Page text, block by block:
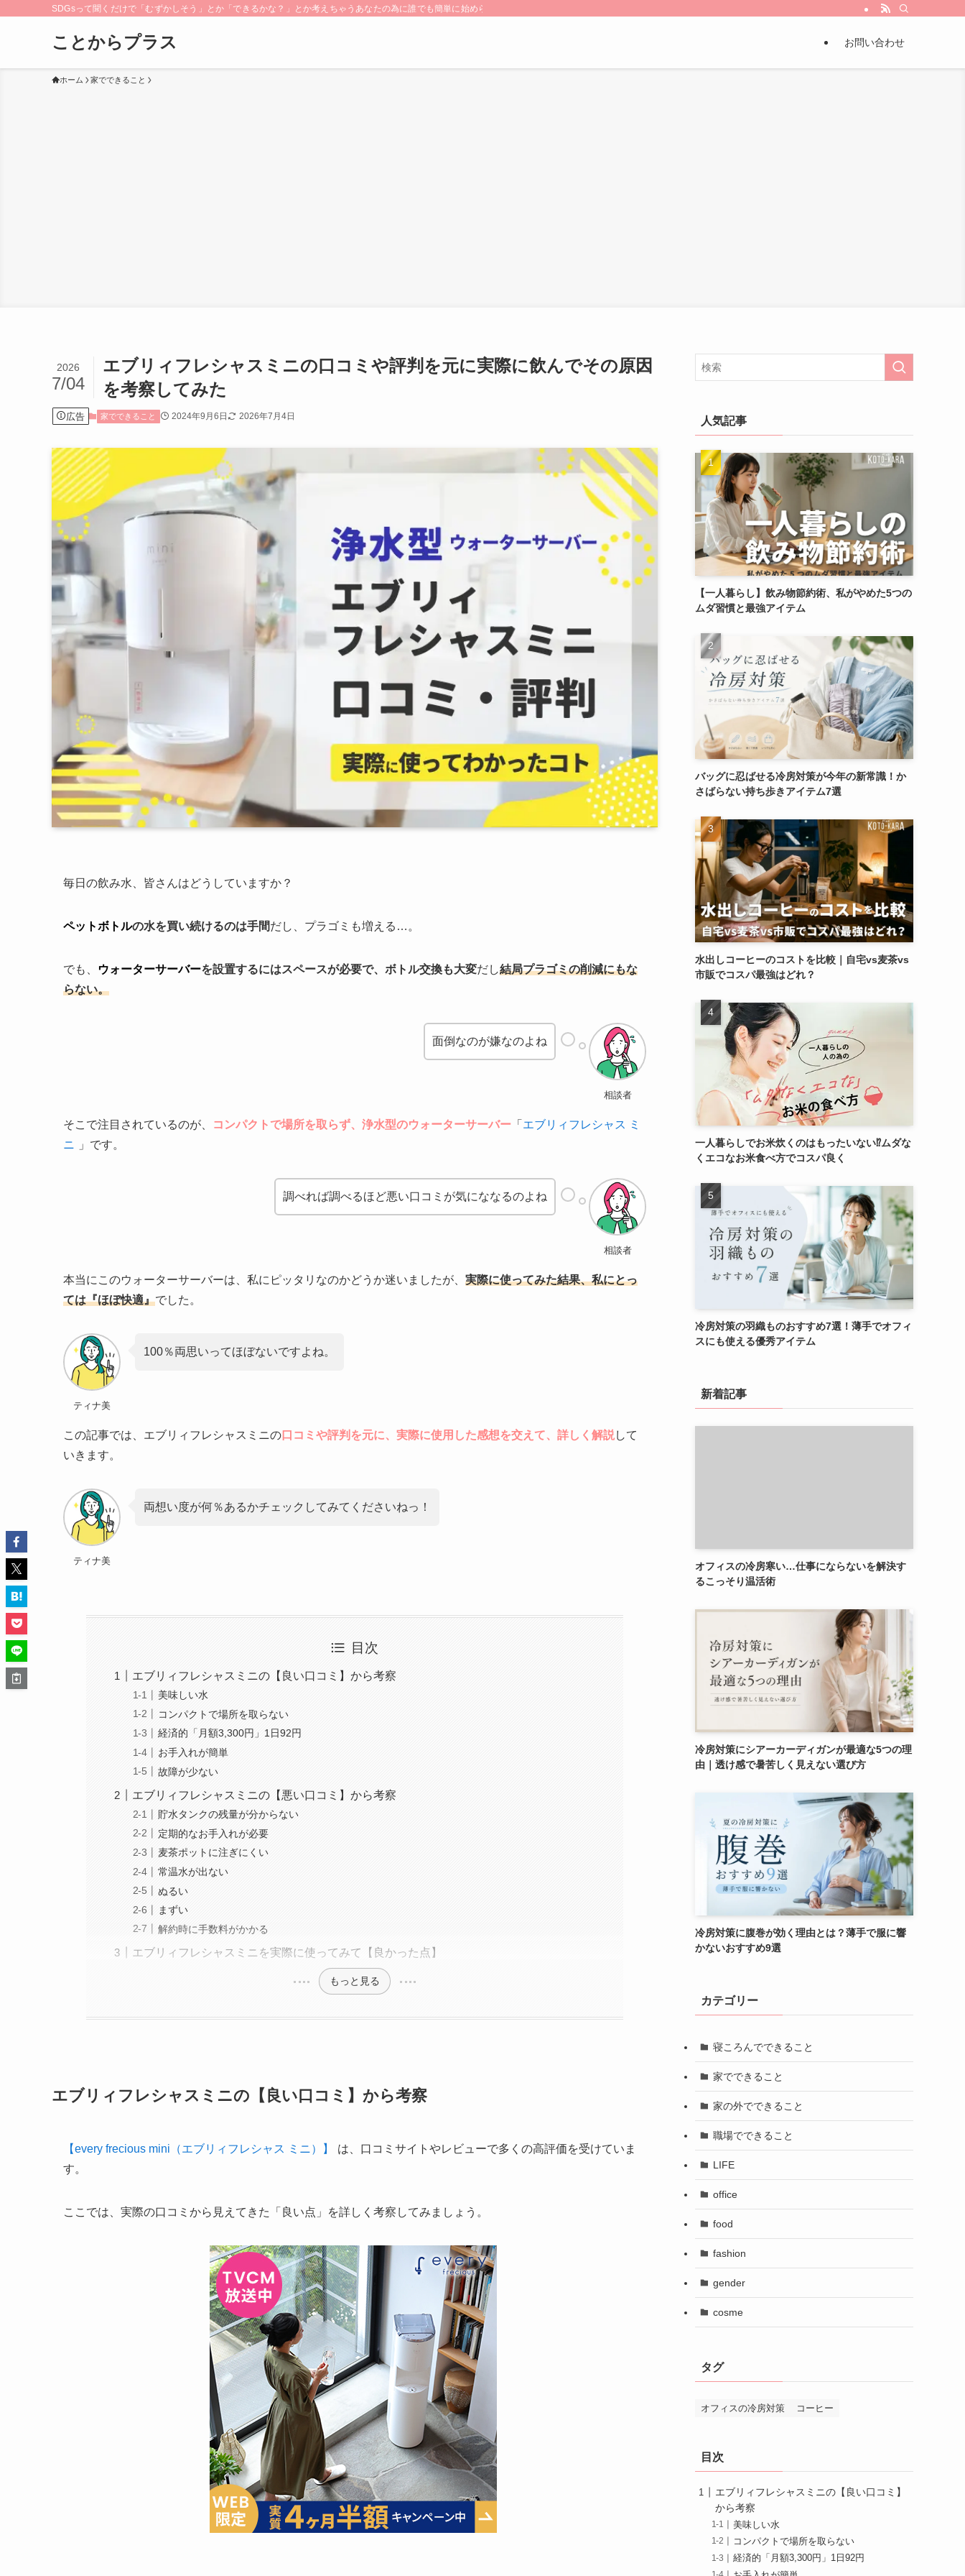
SDGsって聞くだけで「むずかしそう」とか「できるかな？」とか考えちゃうあなたの為に誰でも簡単に始められる【SDGs】をご紹介します! 小さな”ことから”ちょっとづつ!!
ことからプラス お問い合わせ
ホーム 家でできること
エブリィフレシャスミニの口コミや評判を元に実際に飲んでその原因
を考察してみた
2026
7/04
広告 家でできること 2024年9月6日 2026年7月4日
毎日の飲み水、皆さんはどうしていますか？
ペットボトルの水を買い続けるのは手間だし、プラゴミも増える…。
でも、 ウォーターサーバーを設置するにはスペースが必要で、ボトル交換も大変だし結局プラゴミの削減にもな
らない。
相談者
面倒なのが嫌なのよね
そこで注目されているのが、 コンパクトで場所を取らず、浄水型のウォーターサーバー 「 エブリィフレシャス ミ
ニ
」です。
相談者
調べれば調べるほど悪い口コミが気にななるのよね
本当にこのウォーターサーバーは、私にピッタリなのかどうか迷いましたが、 実際に使ってみた結果、私にとっ
ては『ほぼ快適』でした。
ティナ美
100％両思いってほぼないですよね。
この記事では、エブリィフレシャスミニの口コミや評判を元に、実際に使用した感想を交えて、詳しく解説して
いきます。
ティナ美
両想い度が何％あるかチェックしてみてくださいねっ！
目次
エブリィフレシャスミニの【良い口コミ】から考察
美味しい水
コンパクトで場所を取らない
経済的「月額3,300円」1日92円
お手入れが簡単
故障が少ない
エブリィフレシャスミニの【悪い口コミ】から考察
貯水タンクの残量が分からない
定期的なお手入れが必要
麦茶ポットに注ぎにくい
常温水が出ない
ぬるい
まずい
解約時に手数料がかかる
エブリィフレシャスミニを実際に使ってみて【良かった点】
もっと見る
エブリィフレシャスミニの【良い口コミ】から考察
【every frecious mini（エブリィフレシャス ミニ）】
は、口コミサイトやレビューで多くの高評価を受けていま
す。
ここでは、実際の口コミから見えてきた「良い点」を詳しく考察してみましょう。
人気記事
【一人暮らし】飲み物節約術、私がやめた5つの
ムダ習慣と最強アイテム
バッグに忍ばせる冷房対策が今年の新常識！か
さばらない持ち歩きアイテム7選
水出しコーヒーのコストを比較｜自宅vs麦茶vs
市販でコスパ最強はどれ？
一人暮らしでお米炊くのはもったいない⁉ムダな
くエコなお米食べ方でコスパ良く
冷房対策の羽織ものおすすめ7選！薄手でオフィ
スにも使える優秀アイテム
新着記事
オフィスの冷房寒い…仕事にならないを解決す
るこっそり温活術
冷房対策にシアーカーディガンが最適な5つの理
由｜透け感で暑苦しく見えない選び方
冷房対策に腹巻が効く理由とは？薄手で服に響
かないおすすめ9選
カテゴリー
寝ころんでできること
家でできること
家の外でできること
職場でできること
LIFE
office
food
fashion
gender
cosme
タグ
オフィスの冷房対策 コーヒー
目次
エブリィフレシャスミニの【良い口コミ】
から考察
美味しい水
コンパクトで場所を取らない
経済的「月額3,300円」1日92円